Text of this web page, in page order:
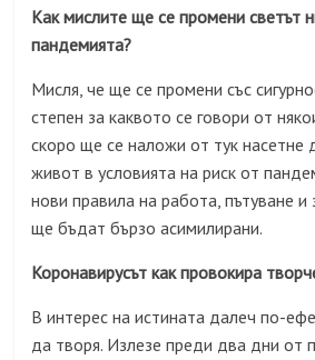
Как мислите ще се промени светът
пандемията?
Мисля, че ще се промени със
степен за каквото се говори от
скоро ще се наложи от тук насетне
живот в условията на риск от
нови правила на работа, пътуване и
ще бъдат бързо асимилирани.
Коронавирусът как провокира
В интерес на истината далеч по-
да творя. Излезе преди два дни от